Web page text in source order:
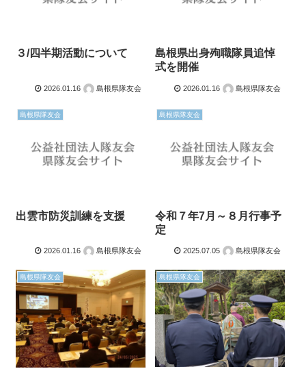
３/四半期活動について
2026.01.16 島根県隊友会
島根県出身殉職隊員追悼
式を開催
2026.01.16 島根県隊友会
島根県隊友会
出雲市防災訓練を支援
2026.01.16 島根県隊友会
島根県隊友会
令和７年7月～８月行事予
定
2025.07.05 島根県隊友会
島根県隊友会 島根県隊友会